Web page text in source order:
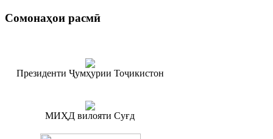
Сомонаҳои расмӣ
Президенти Ҷумҳурии Тоҷикистон
МИҲД вилояти Суғд